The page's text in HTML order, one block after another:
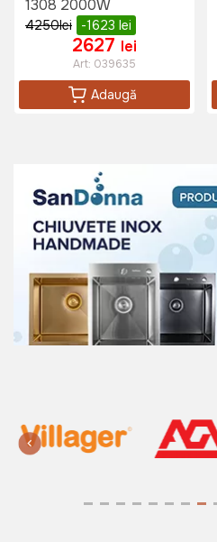
1308 2000W
4250lei -1623 lei
2627 lei
Art: 039635
Adaugă